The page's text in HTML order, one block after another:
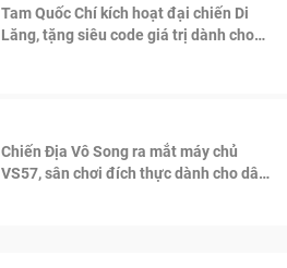
Tam Quốc Chí kích hoạt đại chiến Di
Lăng, tặng siêu code giá trị dành cho
Chiến Địa Vô Song ra mắt máy chủ
VS57, sân chơi đích thực dành cho dân